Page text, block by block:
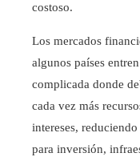
costoso.
Los mercados
algunos países
complicada donde
cada vez más
intereses,
para inversión,